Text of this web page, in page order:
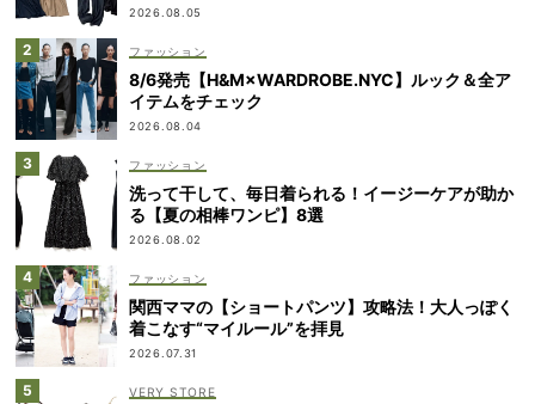
2026.08.05
ファッション
8/6発売【H&M×WARDROBE.NYC】ルック＆全ア
イテムをチェック
2026.08.04
ファッション
洗って干して、毎日着られる！イージーケアが助か
る【夏の相棒ワンピ】8選
2026.08.02
ファッション
関西ママの【ショートパンツ】攻略法！大人っぽく
着こなす“マイルール”を拝見
2026.07.31
VERY STORE